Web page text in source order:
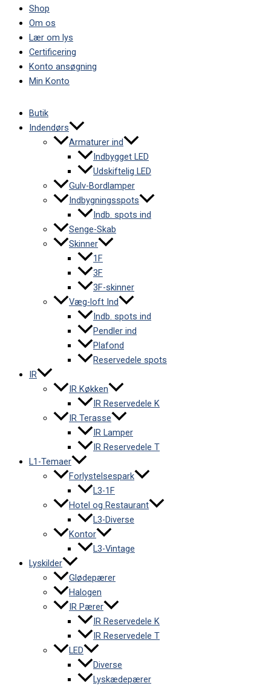
Shop
Om os
Lær om lys
Certificering
Konto ansøgning
Min Konto
Butik
Indendørs
Armaturer ind
Indbygget LED
Udskiftelig LED
Gulv-Bordlamper
Indbygningsspots
Indb. spots ind
Senge-Skab
Skinner
1F
3F
3F-skinner
Væg-loft Ind
Indb. spots ind
Pendler ind
Plafond
Reservedele spots
IR
IR Køkken
IR Reservedele K
IR Terasse
IR Lamper
IR Reservedele T
L1-Temaer
Forlystelsespark
L3-1F
Hotel og Restaurant
L3-Diverse
Kontor
L3-Vintage
Lyskilder
Glødepærer
Halogen
IR Pærer
IR Reservedele K
IR Reservedele T
LED
Diverse
Lyskædepærer